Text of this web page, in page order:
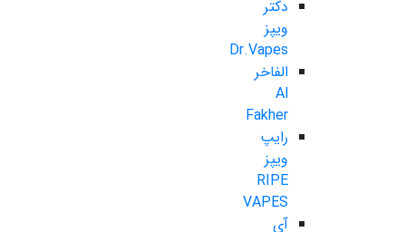
دکتر
ویپز
Dr.Vapes
الفاخر
Al
Fakher
رایپ
ویپز
RIPE
VAPES
آی